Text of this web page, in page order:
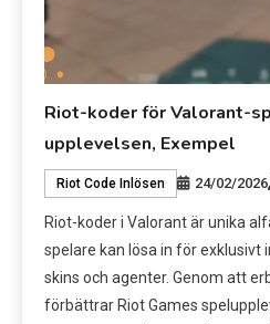
Riot-koder för Valorant-
upplevelsen, Exempel
Riot Code Inlösen 24/02/2026
Riot-koder i Valorant är unika
spelare kan lösa in för exklusivt
skins och agenter. Genom att
förbättrar Riot Games